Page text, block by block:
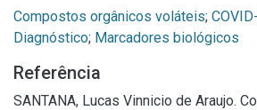
Compostos orgânicos voláteis;
Diagnóstico; Marcadores biológicos
Referência
SANTANA, Lucas Vinnicio de Araujo.